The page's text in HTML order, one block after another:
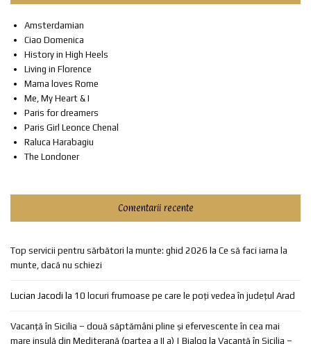
Amsterdamian
Ciao Domenica
History in High Heels
Living in Florence
Mama loves Rome
Me, My Heart & I
Paris for dreamers
Paris Girl Leonce Chenal
Raluca Harabagiu
The Londoner
Comentarii recente
Top servicii pentru sărbători la munte: ghid 2026 la Ce să faci iarna la
munte, dacă nu schiezi
Lucian Jacodi la 10 locuri frumoase pe care le poți vedea în județul Arad
Vacanță în Sicilia – două săptămâni pline și efervescente în cea mai
mare insulă din Mediterană (partea a II a) | Bialog la Vacanță în Sicilia –